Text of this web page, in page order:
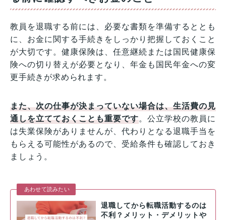
教員を退職する前には、必要な書類を準備するととも
に、お金に関する手続きをしっかり把握しておくこと
が大切です。健康保険は、任意継続または国民健康保
険への切り替えが必要となり、年金も国民年金への変
更手続きが求められます。
また、次の仕事が決まっていない場合は、生活費の見
通しを立てておくことも重要です。公立学校の教員に
は失業保険がありませんが、代わりとなる退職手当を
もらえる可能性があるので、受給条件も確認しておき
ましょう。
あわせて読みたい
退職してから転職活動するのは
不利？メリット・デメリットや